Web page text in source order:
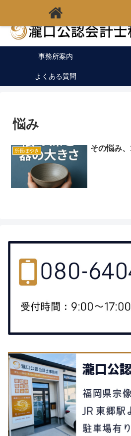
福岡県宗像市の税理士｜開業支
事務所案内
よくある質問
悩み
所長ぼやき その悩み